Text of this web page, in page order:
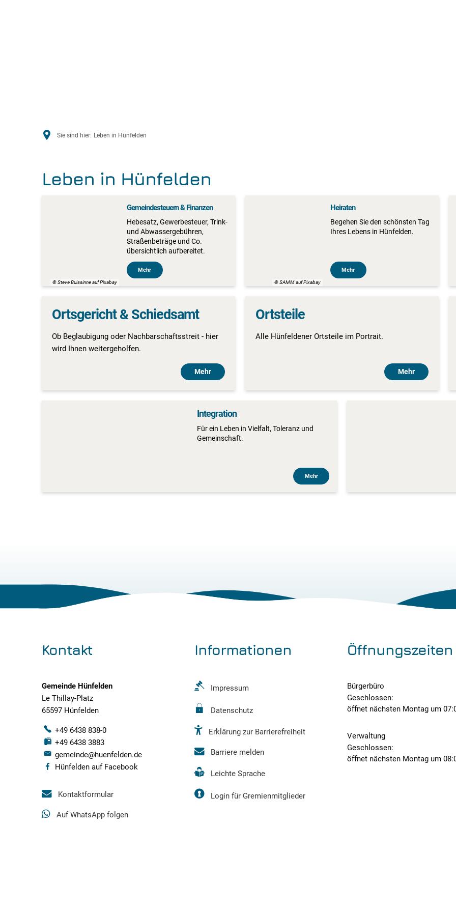
Sie sind hier: Leben in Hünfelden
Leben in Hünfelden
© Steve Buissinne auf Pixabay
Gemeindesteuern & Finanzen
Hebesatz, Gewerbesteuer, Trink-
und Abwassergebühren,
Straßenbeträge und Co.
übersichtlich aufbereitet.
Mehr
© SAMM auf Pixabay
Heiraten
Begehen Sie den schönsten Tag
Ihres Lebens in Hünfelden.
Mehr
Ortsgericht & Schiedsamt
Ob Beglaubigung oder Nachbarschaftsstreit - hier
wird Ihnen weitergeholfen.
Mehr
Ortsteile
Alle Hünfeldener Ortsteile im Portrait.
Mehr
Integration
Für ein Leben in Vielfalt, Toleranz und
Gemeinschaft.
Mehr
Kontakt
Gemeinde Hünfelden
Le Thillay-Platz
65597 Hünfelden
+49 6438 838-0
+49 6438 3883
gemeinde@huenfelden.de
Hünfelden auf Facebook
Kontaktformular
Auf WhatsApp folgen
Informationen
Impressum
Datenschutz
Erklärung zur Barrierefreiheit
Barriere melden
Leichte Sprache
Login für Gremienmitglieder
Öffnungszeiten
Bürgerbüro
Klicken, um weitere Öffnungs-
Geschlossen:
öffnet nächsten Montag um
Verwaltung
Klicken, um weitere Öffnungs-
Geschlossen:
öffnet nächsten Montag um